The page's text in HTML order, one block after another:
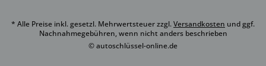
* Alle Preise inkl. gesetzl. Mehrwertsteuer zzgl.Versandkosten und ggf.
Nachnahmegebühren, wenn nicht anders beschrieben
© autoschlüssel-online.de